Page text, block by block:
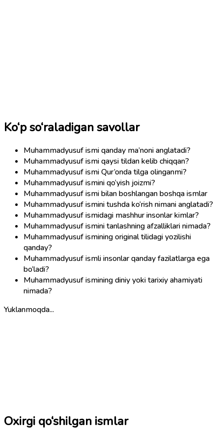
Ko‘p so‘raladigan savollar
Muhammadyusuf ismi qanday ma’noni anglatadi?
Muhammadyusuf ismi qaysi tildan kelib chiqqan?
Muhammadyusuf ismi Qur’onda tilga olinganmi?
Muhammadyusuf ismini qo‘yish joizmi?
Muhammadyusuf ismi bilan boshlangan boshqa ismlar
Muhammadyusuf ismini tushda ko‘rish nimani anglatadi?
Muhammadyusuf ismidagi mashhur insonlar kimlar?
Muhammadyusuf ismini tanlashning afzalliklari nimada?
Muhammadyusuf ismining original tilidagi yozilishi
qanday?
Muhammadyusuf ismli insonlar qanday fazilatlarga ega
bo‘ladi?
Muhammadyusuf ismining diniy yoki tarixiy ahamiyati
nimada?
Yuklanmoqda...
Oxirgi qo‘shilgan ismlar